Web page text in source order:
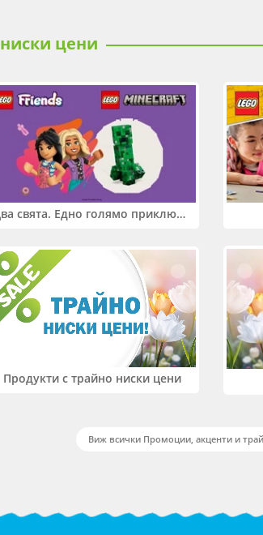
цени
Два свята. Едно голямо приключение. Купи 2 продукта LEGO® Friends и/или LEGO® Minecraft и вземи -27%
Продукти с трайно ниски цени
Виж всички Промоции, акценти и